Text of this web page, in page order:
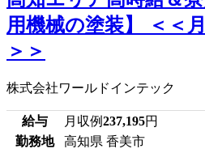
用機械の塗装】 ＜＜
＞＞
株式会社ワールドインテック
給与 月収例237,195円
勤務地
高知県 香美市